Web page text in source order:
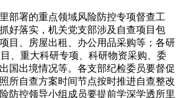
部署的重点领域风险防控专项督查工
好落实，机关党支部涉及自查项目包
目、房屋出租、办公用品采购等；各研
、重大科研专项、科研物资采购、委
国出境情况等。各支部纪检委员要督促
所自查方案时间节点按时推进自查整改
防控领导小组成员要提前学深学透所里